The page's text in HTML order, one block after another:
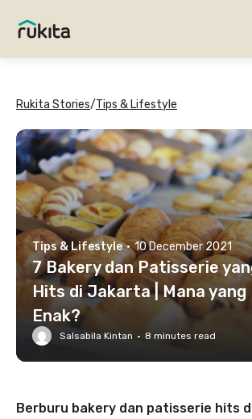
Rukita Stories/Tips & Lifestyle
Tips & Lifestyle · 10 December 2021
7 Bakery dan Patisserie
Hits di Jakarta | Mana yang
Enak?
Salsabila Kintan · 8 minutes read
Berburu bakery dan patisserie hits